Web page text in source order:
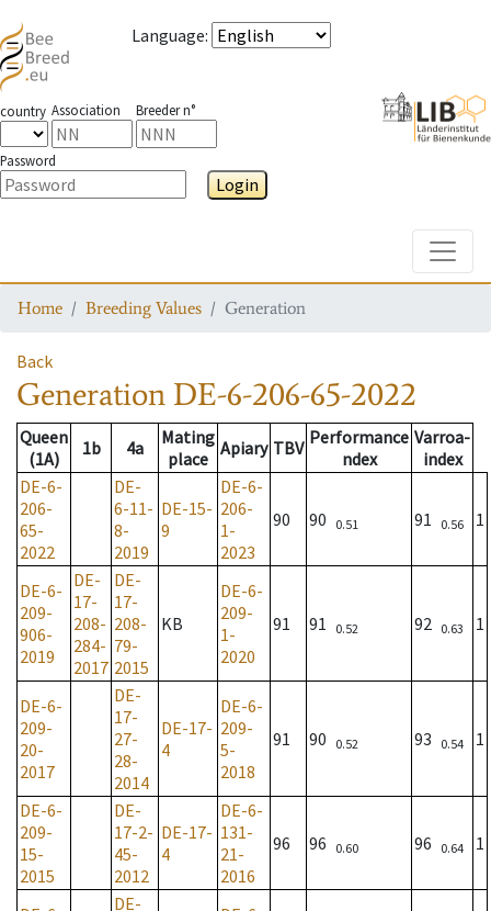
Language:
country Association Breeder n°
Password
Login
Home Breeding Values Generation
Back
Generation DE-6-206-65-2022
Queen
(1A)
1b 4a
Mating
place Apiary TBV Performance
ndex
Varroa-
index
DE-6-
206-
65-
2022
DE-
6-11-
8-
2019
DE-15-
9
DE-6-
206-
1-
2023
90 90 0.51 91 0.56 1
DE-6-
209-
906-
2019
DE-
17-
208-
284-
2017
DE-
17-
208-
79-
2015
KB
DE-6-
209-
1-
2020
91 91 0.52 92 0.63 1
DE-6-
209-
20-
2017
DE-
17-
27-
28-
2014
DE-17-
4
DE-6-
209-
5-
2018
91 90 0.52 93 0.54 1
DE-6-
209-
15-
2015
DE-
17-2-
45-
2012
DE-17-
4
DE-6-
131-
21-
2016
96 96 0.60 96 0.64 1
DE-